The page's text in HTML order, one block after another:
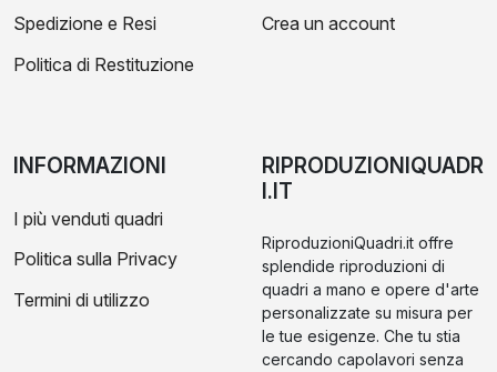
Spedizione e Resi
Politica di Restituzione
Crea un account
INFORMAZIONI
I più venduti quadri
Politica sulla Privacy
Termini di utilizzo
RIPRODUZIONIQUADR
I.IT
RiproduzioniQuadri.it offre
splendide riproduzioni di
quadri a mano e opere d'arte
personalizzate su misura per
le tue esigenze. Che tu stia
cercando capolavori senza